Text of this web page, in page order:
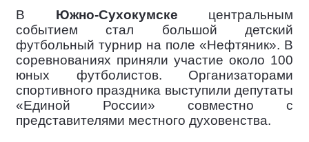
В Южно-Сухокумске центральным
событием стал большой детский
футбольный турнир на поле «Нефтяник». В
соревнованиях приняли участие около 100
юных футболистов. Организаторами
спортивного праздника выступили депутаты
«Единой России» совместно с
представителями местного духовенства.